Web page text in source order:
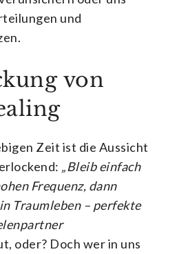
und
von
Zeit ist die Aussicht
„Bleib einfach
Frequenz, dann
Traumleben – perfekte
oder? Doch wer in uns